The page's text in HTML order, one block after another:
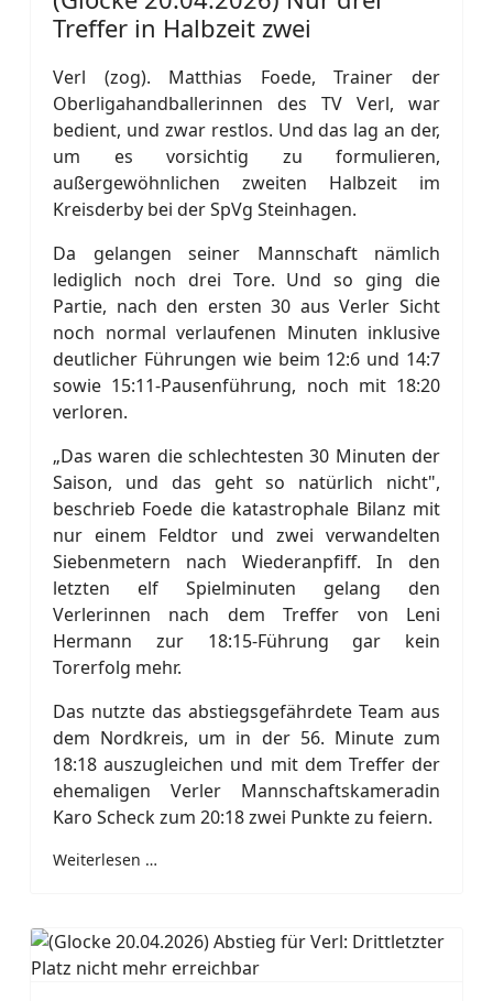
Treffer in Halbzeit zwei
Verl (zog). Matthias Foede, Trainer der
Oberligahandballerinnen des TV Verl, war
bedient, und zwar restlos. Und das lag an der,
um es vorsichtig zu formulieren,
außergewöhnlichen zweiten Halbzeit im
Kreisderby bei der SpVg Steinhagen.
Da gelangen seiner Mannschaft nämlich
lediglich noch drei Tore. Und so ging die
Partie, nach den ersten 30 aus Verler Sicht
noch normal verlaufenen Minuten inklusive
deutlicher Führungen wie beim 12:6 und 14:7
sowie 15:11-Pausenführung, noch mit 18:20
verloren.
„Das waren die schlechtesten 30 Minuten der
Saison, und das geht so natürlich nicht",
beschrieb Foede die katastrophale Bilanz mit
nur einem Feldtor und zwei verwandelten
Siebenmetern nach Wiederanpfiff. In den
letzten elf Spielminuten gelang den
Verlerinnen nach dem Treffer von Leni
Hermann zur 18:15-Führung gar kein
Torerfolg mehr.
Das nutzte das abstiegsgefährdete Team aus
dem Nordkreis, um in der 56. Minute zum
18:18 auszugleichen und mit dem Treffer der
ehemaligen Verler Mannschaftskameradin
Karo Scheck zum 20:18 zwei Punkte zu feiern.
Weiterlesen …